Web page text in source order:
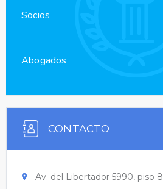
Socios
Abogados
CONTACTO
Av. del Libertador 5990, piso 8